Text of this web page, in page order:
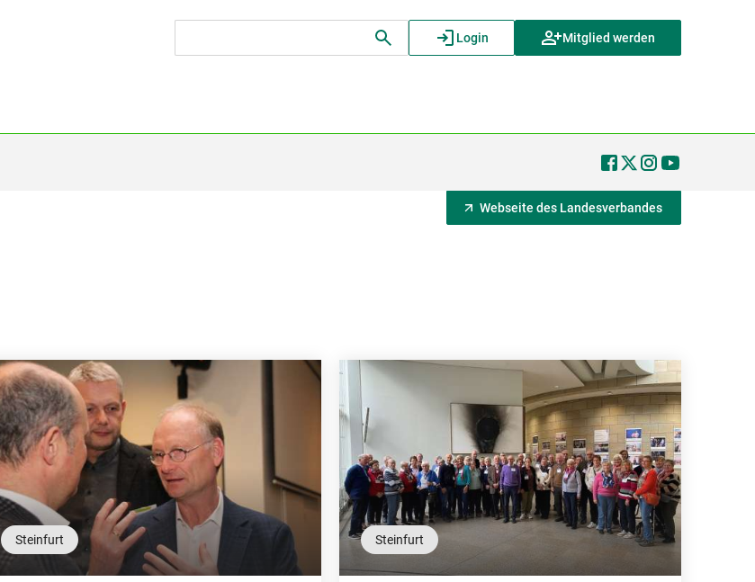
Login Mitglied werden
Webseite des Landesverbandes
Steinfurt Steinfurt